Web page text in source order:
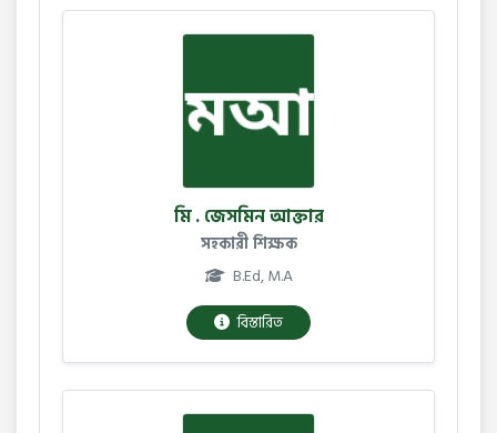
মি . জেসমিন আক্তার
সহকারী শিক্ষক
B.Ed, M.A
বিস্তারিত